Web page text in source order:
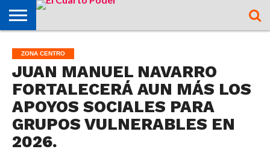
TAMAZUNCHALE
SAN MARTÍN
CHALCHICUAUTLA
MATLAPA
AXTLA DE
TERRAZAS
XILITLA
ZONA
HUASTECA
SLP
ZONA
MEDIA
ZONA
CENTRO
ALTIPLANO
TAMAULIPAS
CULTURA
HIDALGO
INTERNACIONAL
NACIONAL
DEPORTES
ZONA CENTRO
JUAN MANUEL NAVARRO
FORTALECERÁ AUN MÁS LOS
APOYOS SOCIALES PARA
GRUPOS VULNERABLES EN
2026.